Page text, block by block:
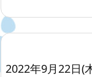
2022年9月22日(